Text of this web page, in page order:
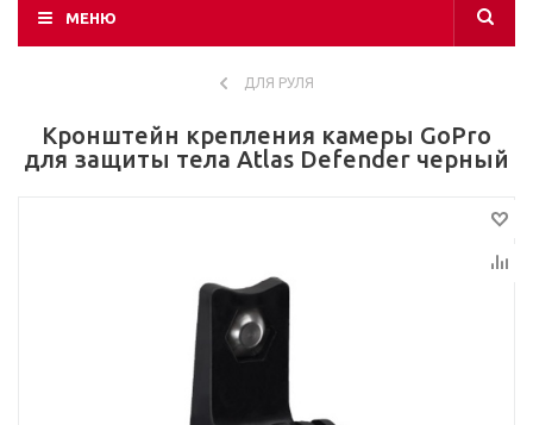
МЕНЮ
ДЛЯ РУЛЯ
Кронштейн крепления камеры GoPro
для защиты тела Atlas Defender черный